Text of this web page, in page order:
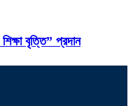
বৃত্তি” প্রদান